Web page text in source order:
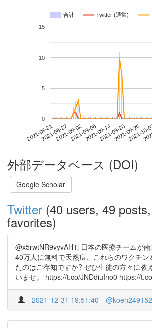
合計 Twitter (通常)
2021-08-212021-08-272021-09-022021-09-082021-09-142021-09-202021-09-26
2021-
0
5
10
15
外部データベース (DOI)
Google Scholar
Twitter (40 users, 49
favorites)
@x5rwtNR9vyvAH1j 日本の医療チームが南
40万人に無料で天然痘、これらのワクチ
たのはご存知ですか? ぜひ生徒の方々に教
いませ。 https://t.co/JNDdiuIno0 https://
2021-12-31 19:51:40